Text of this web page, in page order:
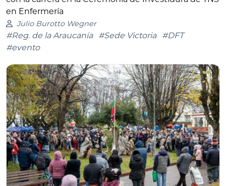
en Enfermería
Julio Burotto Wegner
#Reg. de la Araucanía #Sede Victoria
#DFT
#evento